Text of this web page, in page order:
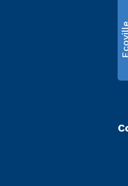
Ecoville
sofrer *A